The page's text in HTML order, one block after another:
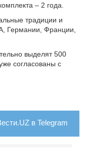
– 2 года.
традиции и
Германии, Франции,
выделят 500
согласованы с
в Telegram